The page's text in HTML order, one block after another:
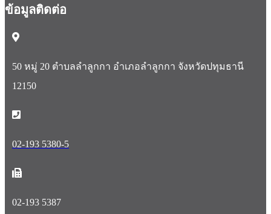
ข้อมูลติดต่อ
50 หมู่ 20 ตำบลลำลูกกา อำเภอลำลูกกา จังหวัดปทุมธานี
12150
02-193 5380-5
02-193 5387